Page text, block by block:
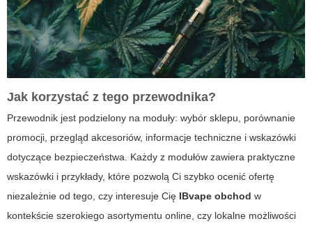
Jak korzystać z tego przewodnika?
Przewodnik jest podzielony na moduły: wybór sklepu, porównanie
promocji, przegląd akcesoriów, informacje techniczne i wskazówki
dotyczące bezpieczeństwa. Każdy z modułów zawiera praktyczne
wskazówki i przykłady, które pozwolą Ci szybko ocenić ofertę
niezależnie od tego, czy interesuje Cię IBvape obchod w
kontekście szerokiego asortymentu online, czy lokalne możliwości